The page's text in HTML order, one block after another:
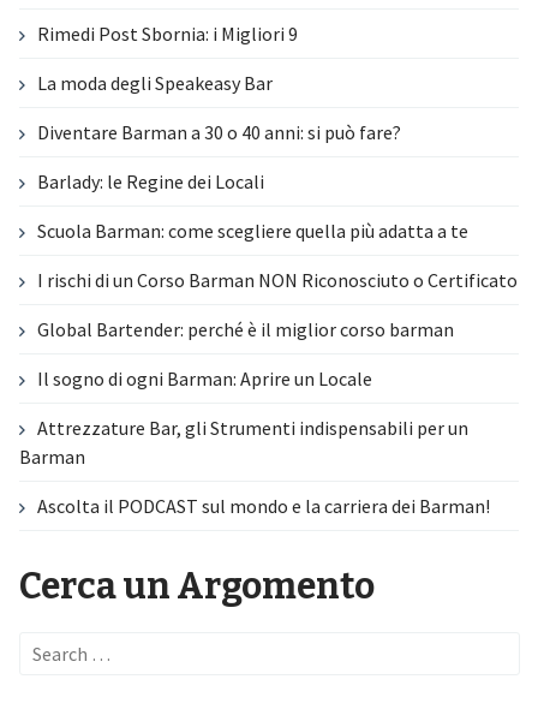
Rimedi Post Sbornia: i Migliori 9
La moda degli Speakeasy Bar
Diventare Barman a 30 o 40 anni: si può fare?
Barlady: le Regine dei Locali
Scuola Barman: come scegliere quella più adatta a te
I rischi di un Corso Barman NON Riconosciuto o Certificato
Global Bartender: perché è il miglior corso barman
Il sogno di ogni Barman: Aprire un Locale
Attrezzature Bar, gli Strumenti indispensabili per un
Barman
Ascolta il PODCAST sul mondo e la carriera dei Barman!
Cerca un Argomento